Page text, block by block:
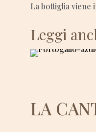
La bottiglia viene
Leggi
LA